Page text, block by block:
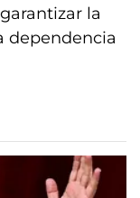
la
dependencia